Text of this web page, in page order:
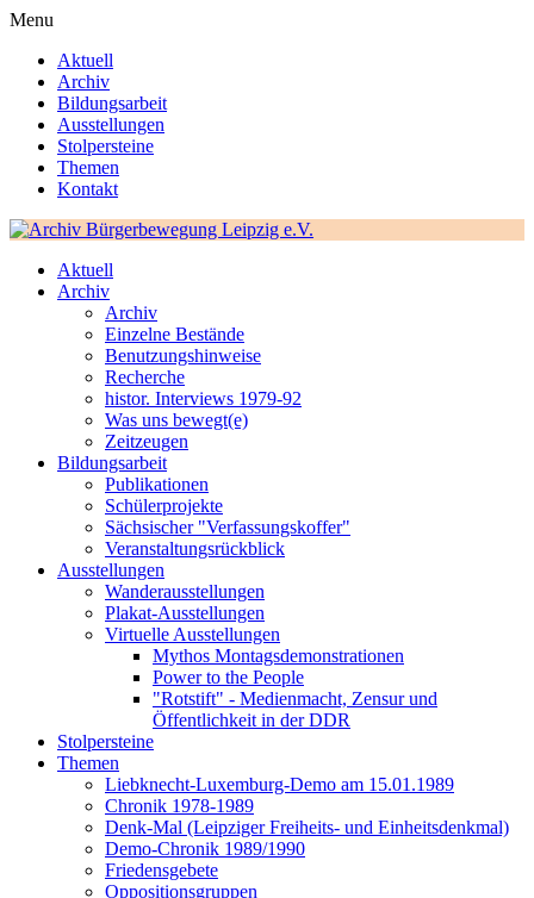
Menu
Aktuell
Archiv
Bildungsarbeit
Ausstellungen
Stolpersteine
Themen
Kontakt
Aktuell
Archiv
Archiv
Einzelne Bestände
Benutzungshinweise
Recherche
histor. Interviews 1979-92
Was uns bewegt(e)
Zeitzeugen
Bildungsarbeit
Publikationen
Schülerprojekte
Sächsischer "Verfassungskoffer"
Veranstaltungsrückblick
Ausstellungen
Wanderausstellungen
Plakat-Ausstellungen
Virtuelle Ausstellungen
Mythos Montagsdemonstrationen
Power to the People
"Rotstift" - Medienmacht, Zensur und
Öffentlichkeit in der DDR
Stolpersteine
Themen
Liebknecht-Luxemburg-Demo am 15.01.1989
Chronik 1978-1989
Denk-Mal (Leipziger Freiheits- und Einheitsdenkmal)
Demo-Chronik 1989/1990
Friedensgebete
Oppositionsgruppen